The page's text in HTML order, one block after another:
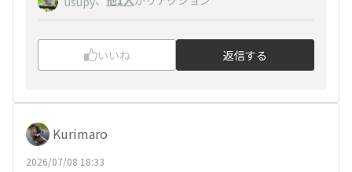
いいね 返信する
Kurimaro
2026/07/08 18:33